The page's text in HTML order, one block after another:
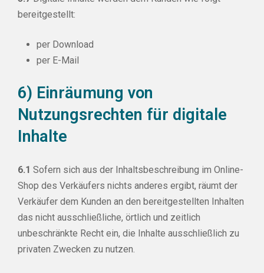
bereitgestellt:
per Download
per E-Mail
6) Einräumung von
Nutzungsrechten für digitale
Inhalte
6.1 Sofern sich aus der Inhaltsbeschreibung im Online-
Shop des Verkäufers nichts anderes ergibt, räumt der
Verkäufer dem Kunden an den bereitgestellten Inhalten
das nicht ausschließliche, örtlich und zeitlich
unbeschränkte Recht ein, die Inhalte ausschließlich zu
privaten Zwecken zu nutzen.